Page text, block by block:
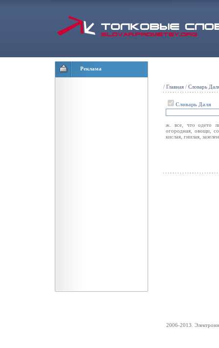
Реклама
/ Главная / Словарь
Словарь Даля
ж. все, что одето
огородная, овощи,
кислая, гнилая,
2006-2013.